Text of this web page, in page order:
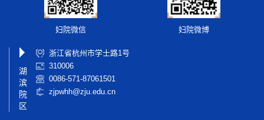
妇院微信 妇院微博
湖
滨
院
区
浙江省杭州市学士路1号
310006
0086-571-87061501
zjpwhh@zju.edu.cn